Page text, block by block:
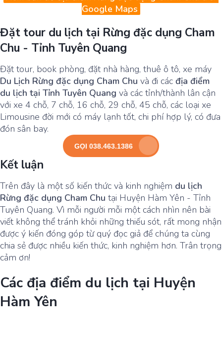
Google Maps
Đặt tour du lịch tại Rừng đặc dụng Cham
Chu - Tỉnh Tuyên Quang
Đặt tour, book phòng, đặt nhà hàng, thuê ô tô, xe máy
Du Lịch Rừng đặc dụng Cham Chu và đi các địa điểm
du lịch tại Tỉnh Tuyên Quang và các tỉnh/thành lân cận
với xe 4 chỗ, 7 chỗ, 16 chỗ, 29 chỗ, 45 chỗ, các loại xe
Limousine đời mới có máy lạnh tốt, chi phí hợp lý, có đưa
đón sân bay.
GỌI 038.463.1386
Kết luận
Trên đây là một số kiến thức và kinh nghiệm du lịch
Rừng đặc dụng Cham Chu tại Huyện Hàm Yên - Tỉnh
Tuyên Quang. Vì mỗi người mỗi một cách nhìn nên bài
viết không thể tránh khỏi những thiếu sót, rất mong nhận
được ý kiến đóng góp từ quý đọc giả để chúng ta cùng
chia sẻ được nhiều kiến thức, kinh nghiệm hơn. Trân trọng
cảm ơn!
Các địa điểm du lịch tại Huyện
Hàm Yên